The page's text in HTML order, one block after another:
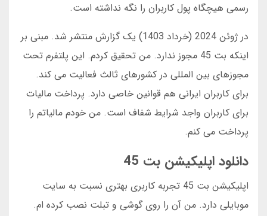
رسمی هیچگاه پول کاربران را نگه نداشته است.
در ژوئن 2024 (خرداد 1403) یک گزارش منتشر شد. مبنی بر
اینکه بت 45 مجوز ندارد. من تحقیق کردم. این پلتفرم تحت
مجوزهای بین المللی در کشورهای ثالث فعالیت می کند.
برای کاربران ایرانی هم قوانین خاصی دارد. پرداخت مالیات
برای کاربران واجد شرایط شفاف است. من خودم مالیاتم را
پرداخت می کنم.
دانلود اپلیکیشن بت 45
اپلیکیشن بت 45 تجربه کاربری بهتری نسبت به سایت
موبایلی دارد. من آن را روی گوشی و تبلت نصب کرده ام.